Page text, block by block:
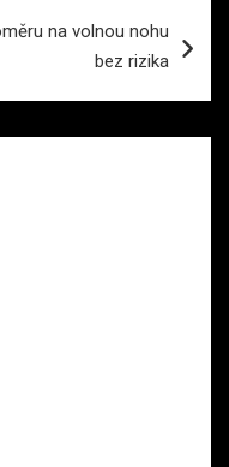
na volnou nohu
bez rizika